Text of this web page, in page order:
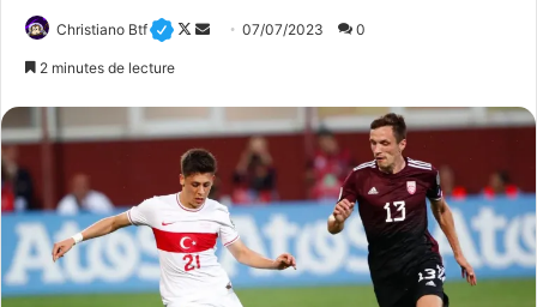
Christiano Btf
F
l
o
w
o
n
X
e
r
u
n
07/07/2023 0
2 minutes de lecture